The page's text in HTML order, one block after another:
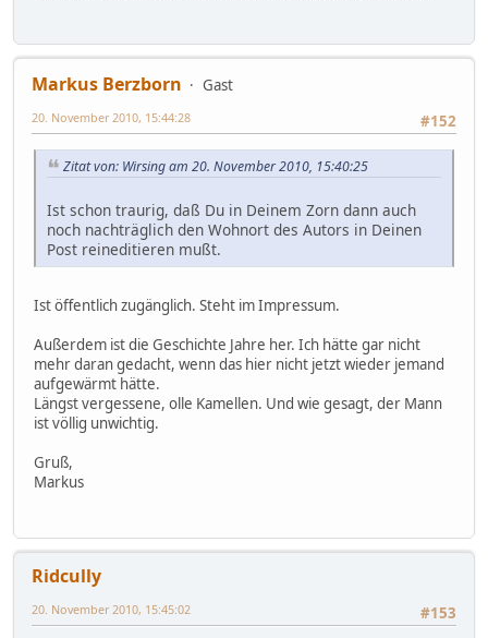
Markus Berzborn
Gast
#152
20. November 2010, 15:44:28
Zitat von: Wirsing am 20. November 2010, 15:40:25
Ist schon traurig, daß Du in Deinem Zorn dann auch
noch nachträglich den Wohnort des Autors in Deinen
Post reineditieren mußt.
Ist öffentlich zugänglich. Steht im Impressum.
Außerdem ist die Geschichte Jahre her. Ich hätte gar nicht
mehr daran gedacht, wenn das hier nicht jetzt wieder jemand
aufgewärmt hätte.
Längst vergessene, olle Kamellen. Und wie gesagt, der Mann
ist völlig unwichtig.
Gruß,
Markus
Ridcully
#153
20. November 2010, 15:45:02